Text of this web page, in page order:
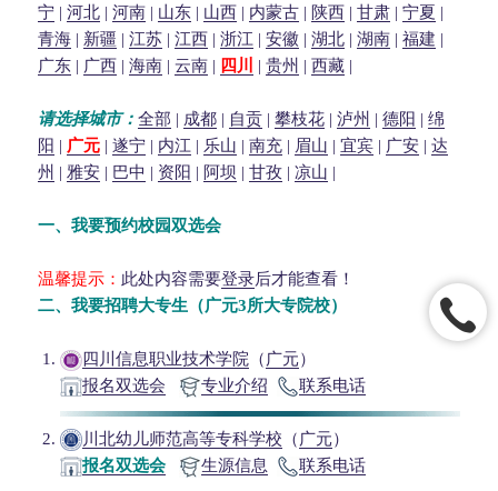
宁 |河北 |河南 | 山东 | 山西 | 内蒙古 | 陕西 |甘肃 |宁夏 |
青海 | 新疆 |江苏 |江西 |浙江 |安徽 |湖北 |湖南 |福建 |
广东 | 广西 |海南 |云南 | 四川 |贵州 |西藏 |
请选择城市：全部 | 成都 | 自贡 |攀枝花 |泸州 |德阳 |绵
阳 | 广元 |遂宁 | 内江 | 乐山 |南充 | 眉山 |宜宾 | 广安 |达
州 | 雅安 | 巴中 | 资阳 | 阿坝 |甘孜 |凉山 |
一、我要预约校园双选会
温馨提示： 此处内容需要登录后才能查看！
二、我要招聘大专生（广元3所大专院校）
四川信息职业技术学院 （ 广元）
报名双选会
专业介绍 联系电话
川北幼儿师范高等专科学校 （ 广元）
报名双选会
生源信息 联系电话